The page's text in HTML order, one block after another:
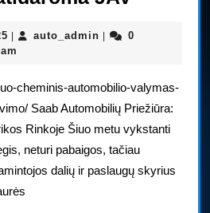
dalių
JAV
29
rugpjūčio,
auto_admin auto_admin
0
cheminis-automobilio-valymas-
Saab Automobilių Priežiūra:
Rinkoje Šiuo metu vykstanti
neturi pabaigos, tačiau
dalių ir paslaugų skyrius